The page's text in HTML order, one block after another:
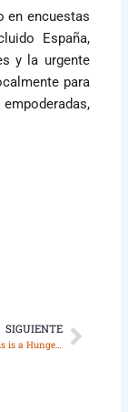
en encuestas
España,
y la urgente
para
SIGUIENTE
The Climate Crisis is a Hunger Crisis: Filling the Policy Gap